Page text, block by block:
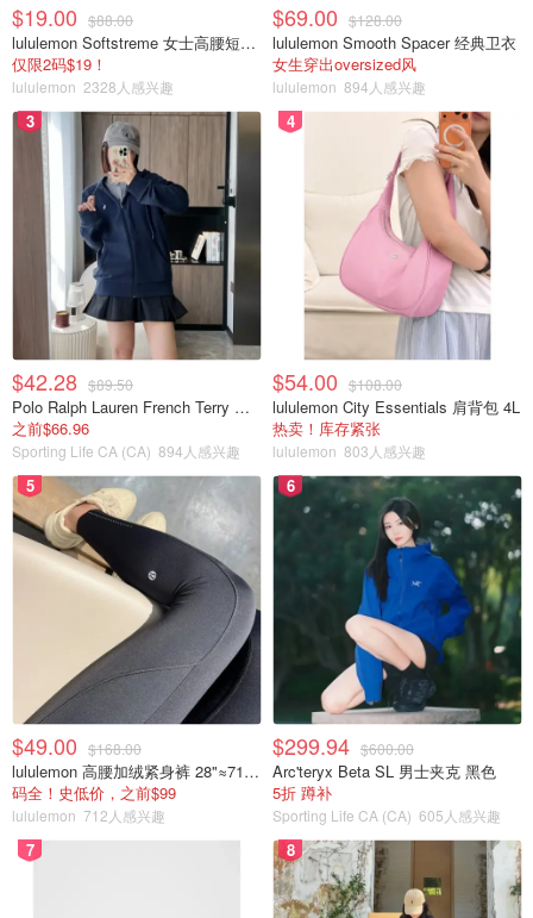
$19.00 $88.00
lululemon Softstreme 女士高腰短裤 10cm
仅限2码$19！
lululemon 2328人感兴趣
$69.00 $128.00
lululemon Smooth Spacer 经典卫衣
女生穿出oversized风
lululemon 894人感兴趣
3
$42.28 $89.50
Polo Ralph Lauren French Terry 女童连帽卫衣 7-16码
之前$66.96
Sporting Life CA (CA) 894人感兴趣
4
$54.00 $108.00
lululemon City Essentials 肩背包 4L
热卖！库存紧张
lululemon 803人感兴趣
5
$49.00 $168.00
lululemon 高腰加绒紧身裤 28"≈71cm 5个口袋
码全！史低价，之前$99
lululemon 712人感兴趣
6
$299.94 $600.00
Arc'teryx Beta SL 男士夹克 黑色
5折 蹲补
Sporting Life CA (CA) 605人感兴趣
7 8